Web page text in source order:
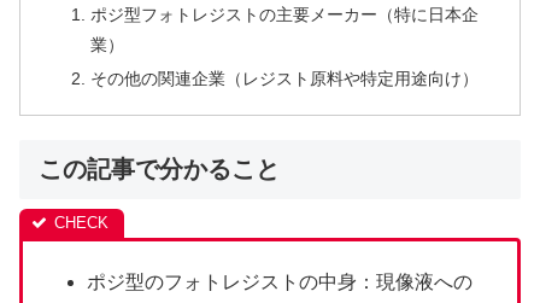
ポジ型フォトレジストの主要メーカー（特に日本企
業）
その他の関連企業（レジスト原料や特定用途向け）
この記事で分かること
ポジ型のフォトレジストの中身：現像液への